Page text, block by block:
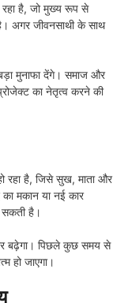
रहा है, जो मुख्य रूप से
अगर जीवनसाथी के साथ
मुनाफा देंगे। समाज और
का नेतृत्व करने की
रहा है, जिसे सुख, माता और
मकान या नई कार
सकती है।
बढ़ेगा। पिछले कुछ समय से
हो जाएगा।